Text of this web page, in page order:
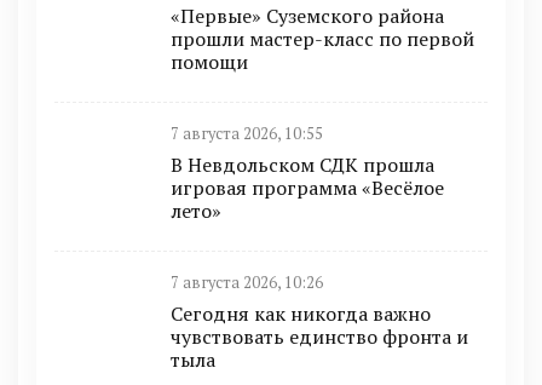
«Первые» Суземского района
прошли мастер-класс по первой
помощи
7 августа 2026, 10:55
В Невдольском СДК прошла
игровая программа «Весёлое
лето»
7 августа 2026, 10:26
Сегодня как никогда важно
чувствовать единство фронта и
тыла